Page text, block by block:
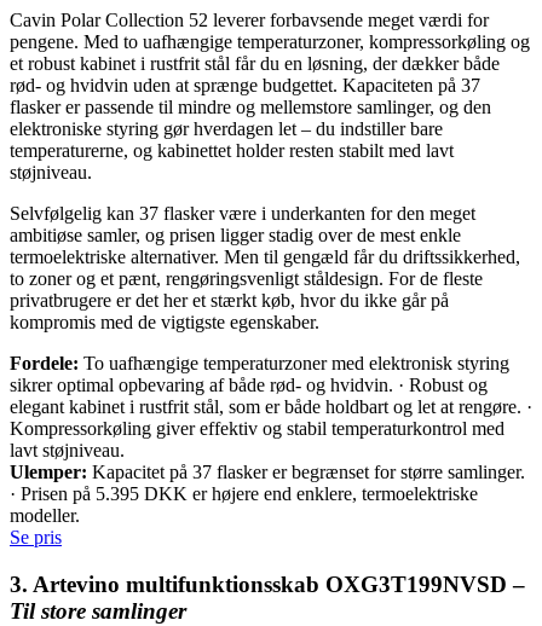
Cavin Polar Collection 52 leverer forbavsende meget værdi for
pengene. Med to uafhængige temperaturzoner, kompressorkøling og
et robust kabinet i rustfrit stål får du en løsning, der dækker både
rød- og hvidvin uden at sprænge budgettet. Kapaciteten på 37
flasker er passende til mindre og mellemstore samlinger, og den
elektroniske styring gør hverdagen let – du indstiller bare
temperaturerne, og kabinettet holder resten stabilt med lavt
støjniveau.
Selvfølgelig kan 37 flasker være i underkanten for den meget
ambitiøse samler, og prisen ligger stadig over de mest enkle
termoelektriske alternativer. Men til gengæld får du driftssikkerhed,
to zoner og et pænt, rengøringsvenligt ståldesign. For de fleste
privatbrugere er det her et stærkt køb, hvor du ikke går på
kompromis med de vigtigste egenskaber.
Fordele: To uafhængige temperaturzoner med elektronisk styring
sikrer optimal opbevaring af både rød- og hvidvin. · Robust og
elegant kabinet i rustfrit stål, som er både holdbart og let at rengøre. ·
Kompressorkøling giver effektiv og stabil temperaturkontrol med
lavt støjniveau.
Ulemper: Kapacitet på 37 flasker er begrænset for større samlinger.
· Prisen på 5.395 DKK er højere end enklere, termoelektriske
modeller.
Se pris
3. Artevino multifunktionsskab OXG3T199NVSD –
Til store samlinger